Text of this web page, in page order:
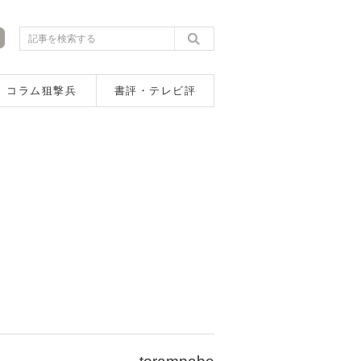
コラム狙撃兵 書評・テレビ評